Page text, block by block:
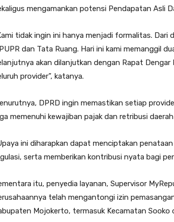
mengamankan potensi Pendapatan Asli
tidak ingin ini hanya menjadi formalitas.
dan Tata Ruang. Hari ini kami memanggil
akan dilanjutkan dengan Rapat
provider”, katanya.
DPRD ingin memastikan setiap
memenuhi kewajiban pajak dan retribusi
ini diharapkan dapat menciptakan
serta memberikan kontribusi nyata bagi
itu, penyedia layanan, Supervisor
telah mengantongi izin
Mojokerto, termasuk Kecamatan Sooko